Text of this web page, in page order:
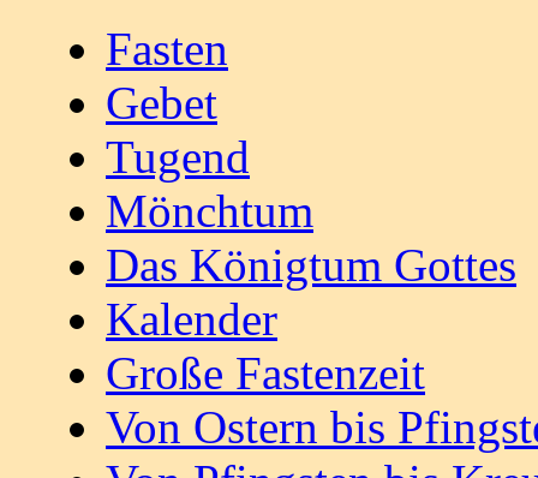
Fasten
Gebet
Tugend
Mönchtum
Das Königtum Gottes
Kalender
Große Fastenzeit
Von Ostern bis